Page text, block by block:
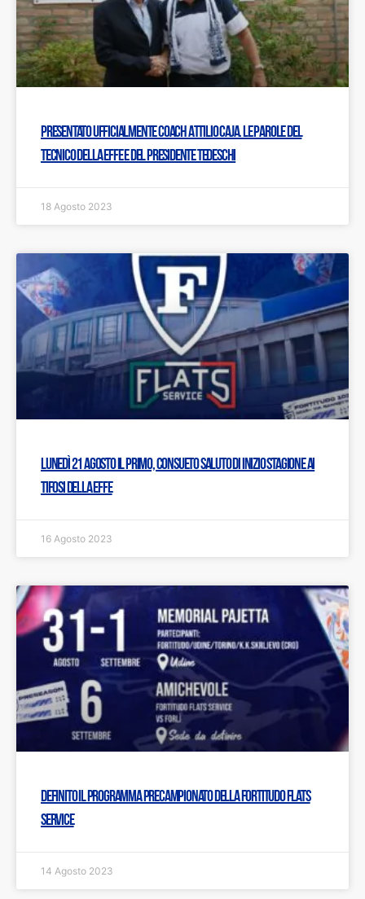
Presentato ufficialmente coach Attilio Caja. Le parole del
tecnico della Effe e del Presidente Tedeschi
18 Agosto 2023
Lunedì 21 agosto il primo, consueto saluto di inizio stagione ai
tifosi della Effe
16 Agosto 2023
Definito il programma precampionato della Fortitudo Flats
Service
14 Agosto 2023